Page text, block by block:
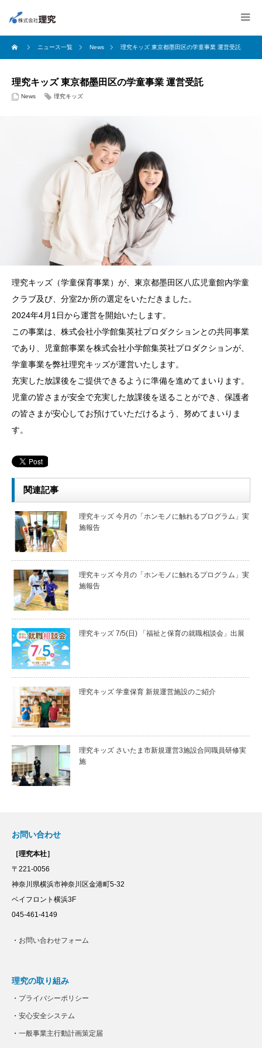
ニュース一覧 News 理究キッズ 東京都墨田区の学童事業 運営受託
理究キッズ 東京都墨田区の学童事業 運営受託
News 理究キッズ
理究キッズ（学童保育事業）が、東京都墨田区八広児童館内学童
クラブ及び、分室2か所の選定をいただきました。
2024年4月1日から運営を開始いたします。
この事業は、株式会社小学館集英社プロダクションとの共同事業
であり、児童館事業を株式会社小学館集英社プロダクションが、
学童事業を弊社理究キッズが運営いたします。
充実した放課後をご提供できるように準備を進めてまいります。
児童の皆さまが安全で充実した放課後を送ることができ、保護者
の皆さまが安心してお預けていただけるよう、努めてまいりま
す。
関連記事
理究キッズ 今月の「ホンモノに触れるプログラム」実
施報告
理究キッズ 今月の「ホンモノに触れるプログラム」実
施報告
理究キッズ 7/5(日) 「福祉と保育の就職相談会」出展
理究キッズ 学童保育 新規運営施設のご紹介
理究キッズ さいたま市新規運営3施設合同職員研修実
施
お問い合わせ
［理究本社］
〒221-0056
神奈川県横浜市神奈川区金港町5-32
ベイフロント横浜3F
045-461-4149
・ お問い合わせフォーム
理究の取り組み
・ プライバシーポリシー
・ 安心安全システム
・ 一般事業主行動計画策定届